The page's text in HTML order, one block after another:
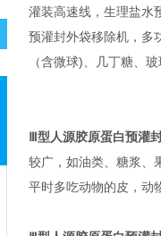
灌装高速线，生理盐水
预灌封外袋移除机，多
（含微球)、几丁糖、
Ⅲ型人源胶原蛋白预灌
较广，如油类、糖浆、
平时多吃动物的皮，动